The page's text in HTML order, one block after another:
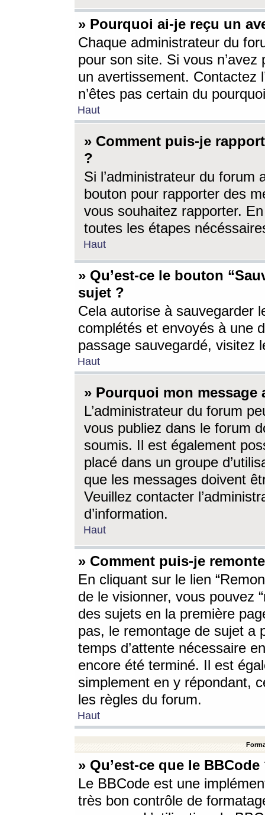
» Pourquoi ai-je reçu un
Chaque administrateur du
pour son site. Si vous
un avertissement. Contactez
n’êtes pas certain du
Haut
» Comment puis-je
?
Si l’administrateur du forum
bouton pour rapporter des
vous souhaitez rapporter.
toutes les étapes
Haut
» Qu’est-ce le bouton
sujet ?
Cela autorise à sauvegarder
complétés et envoyés à une
passage sauvegardé, visitez
Haut
» Pourquoi mon message
L’administrateur du forum
vous publiez dans le forum
soumis. Il est également
placé dans un groupe
que les messages doivent
Veuillez contacter
d’information.
Haut
» Comment puis-je
En cliquant sur le lien
de le visionner, vous pouvez
des sujets en la première
pas, le remontage de sujet a
temps d’attente nécessaire
encore été terminé. Il est
simplement en y répondant,
les règles du forum.
Haut
» Qu’est-ce que le BBCode
Le BBCode est une
très bon contrôle de